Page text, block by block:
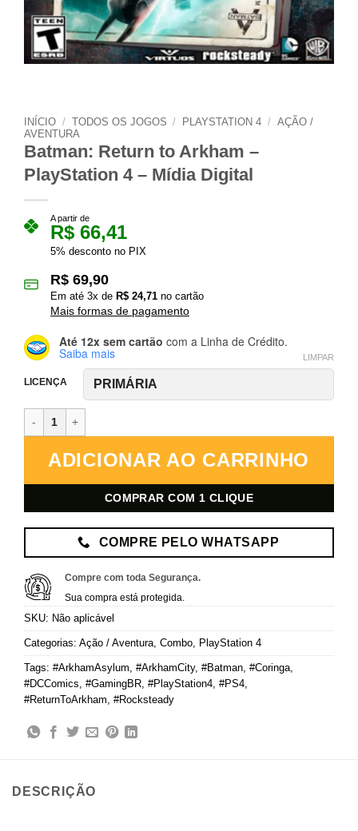
INÍCIO / TODOS OS JOGOS / PLAYSTATION 4 / AÇÃO /
AVENTURA
Batman: Return to Arkham –
PlayStation 4 – Mídia Digital
A partir de
R$ 66,41
5% desconto no PIX
R$ 69,90
Em até 3x de R$ 24,71 no cartão
Mais formas de pagamento
Até 12x sem cartão com a Linha de Crédito.
Saiba mais
LICENÇA
LIMPAR
ADICIONAR AO CARRINHO
COMPRAR COM 1 CLIQUE
COMPRE PELO WHATSAPP
Compre com toda Segurança.
Sua compra está protegida.
SKU: Não aplicável
Categorias: Ação / Aventura Combo PlayStation 4
Tags: #ArkhamAsylum #ArkhamCity, #Batman #Coringa
#DCComics #GamingBR #PlayStation4 #PS4
#ReturnToArkham #Rocksteady
DESCRIÇÃO